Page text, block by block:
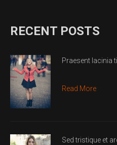
RECENT POSTS
Praesent lacinia
Read More
Sed tristique et